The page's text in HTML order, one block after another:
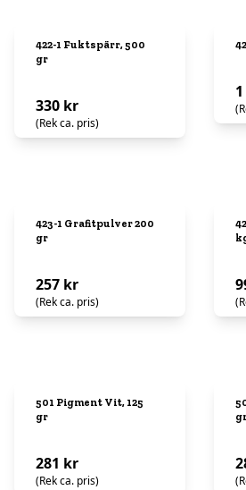
422-1 Fuktspärr, 500
gr
330 kr
(Rek ca. pris)
423-1 Grafitpulver 200
gr
257 kr
(Rek ca. pris)
501 Pigment Vit, 125
gr
281 kr
(Rek ca. pris)